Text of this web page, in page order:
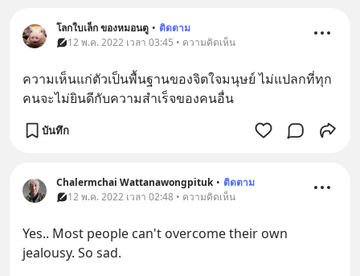
โลกใบเล็ก ของหมอนตู • ติดตาม
12 พ.ค. 2022 เวลา 03:45 • ความคิดเห็น
ความเห็นแก่ตัวเป็นพื้นฐานของจิตใจมนุษย์ ไม่แปลกที่ทุก
คนจะไม่ยินดีกับความสำเร็จของคนอื่น
บันทึก
Chalermchai Wattanawongpituk • ติดตาม
12 พ.ค. 2022 เวลา 02:48 • ความคิดเห็น
Yes.. Most people can't overcome their own
jealousy. So sad.